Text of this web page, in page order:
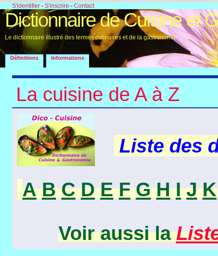
S'identifier - S'inscrire - Contact
Dictionnaire de Cuisine et
Le dictionnaire illustré des termes culinaires et de la gastronomie
Définitions Informations
La cuisine de A à Z
Liste des
A B C D E F G H I J K
Voir aussi la